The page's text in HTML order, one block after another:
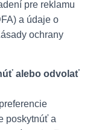
pre reklamu
a údaje o
ochrany
alebo odvolať
poskytnúť a